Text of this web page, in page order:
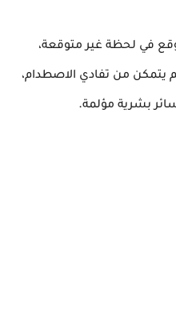
في لحظة غير متوقعة،
يتمكن من تفادي الاصطدام،
بشرية مؤلمة.